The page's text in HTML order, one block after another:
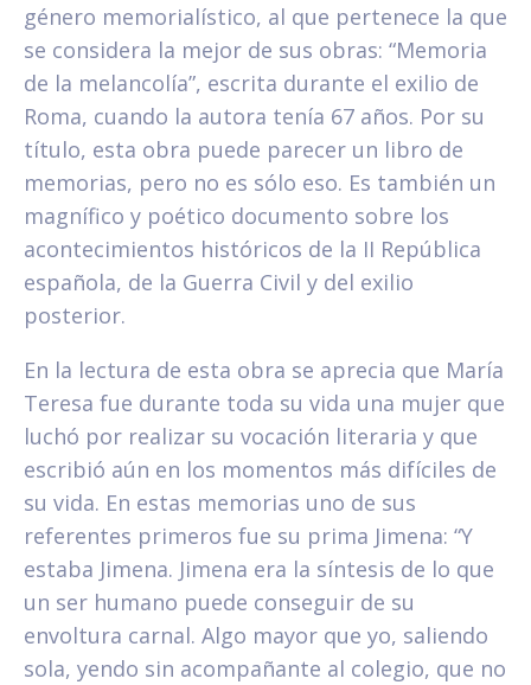
género memorialístico, al que pertenece la que
se considera la mejor de sus obras: “Memoria
de la melancolía”, escrita durante el exilio de
Roma, cuando la autora tenía 67 años. Por su
título, esta obra puede parecer un libro de
memorias, pero no es sólo eso. Es también un
magnífico y poético documento sobre los
acontecimientos históricos de la II República
española, de la Guerra Civil y del exilio
posterior.
En la lectura de esta obra se aprecia que María
Teresa fue durante toda su vida una mujer que
luchó por realizar su vocación literaria y que
escribió aún en los momentos más difíciles de
su vida. En estas memorias uno de sus
referentes primeros fue su prima Jimena: “Y
estaba Jimena. Jimena era la síntesis de lo que
un ser humano puede conseguir de su
envoltura carnal. Algo mayor que yo, saliendo
sola, yendo sin acompañante al colegio, que no